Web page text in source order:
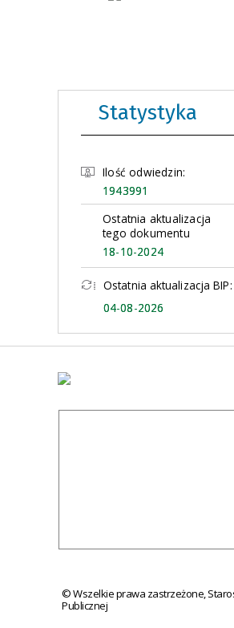
Statystyka
Ilość odwiedzin:
1943991
Ostatnia aktualizacja
tego dokumentu
18-10-2024
Ostatnia aktualizacja BIP:
04-08-2026
©Wszelkie prawa zastrzeżone,
Publicznej